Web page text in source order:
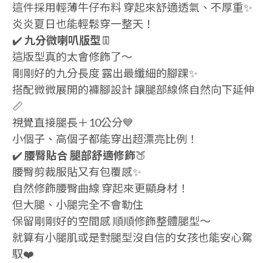
這件採用輕薄牛仔布料 穿起來舒適透氣、不厚重✨
炎炎夏日也能輕鬆穿一整天！
✔️ 九分微喇叭版型 👖
這版型真的太會修飾了～
剛剛好的九分長度 露出最纖細的腳踝✨
搭配微微展開的褲腳設計 讓腿部線條自然向下延伸
📏
視覺直接腿長＋10公分💙
小個子、高個子都能穿出超漂亮比例！
✔️ 腰臀貼合 腿部舒適修飾🍑
腰臀剪裁服貼又有包覆感✨
自然修飾腰臀曲線 穿起來更顯身材！
但大腿、小腿完全不會勒住
保留剛剛好的空間感 順順修飾整體腿型～
就算有小腿肌或是對腿型沒自信的女孩也能安心駕
馭❤️